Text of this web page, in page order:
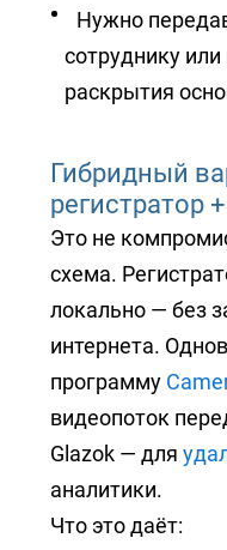
Нужно передавать доступ к записям
сотруднику
раскрытия
Гибридный
регистратор
Это не
схема.
локально — без
интернета.
программу
видеопоток
Glazok — для
аналитики.
Что это даёт: